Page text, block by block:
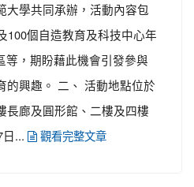
大學共同承辦，活動內容包
100個自造教育及科技中心年
等，期盼藉此機會引發參與
的興趣。 二、 活動地點位於
長廊及圓形館、二樓及四樓
...
觀看完整文章